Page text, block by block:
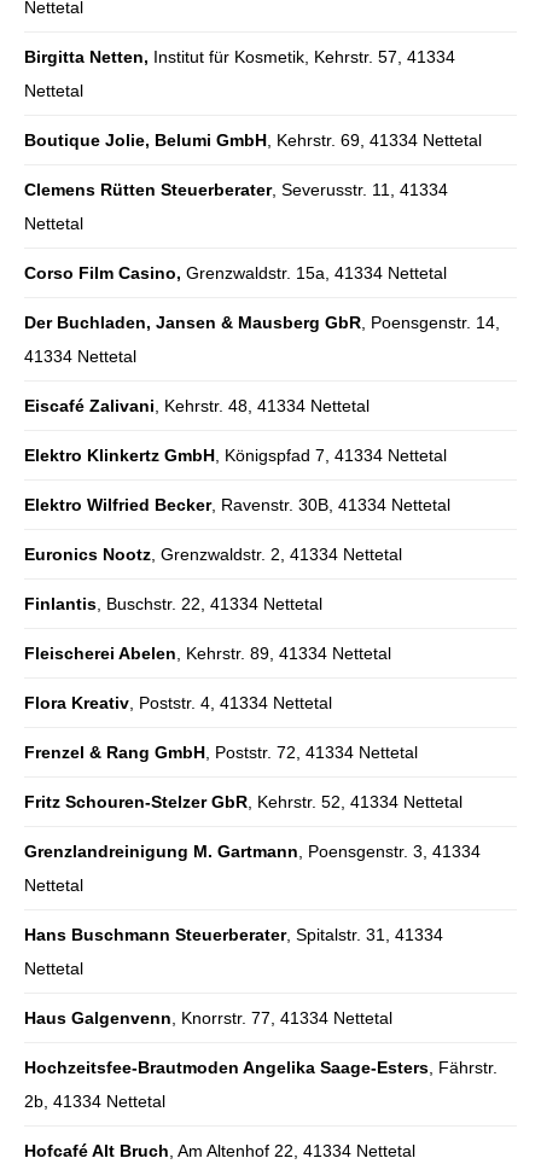
Nettetal
Birgitta Netten, Institut für Kosmetik, Kehrstr. 57, 41334
Nettetal
Boutique Jolie, Belumi GmbH , Kehrstr. 69, 41334 Nettetal
Clemens Rütten Steuerberater, Severusstr. 11, 41334
Nettetal
Corso Film Casino, Grenzwaldstr. 15a, 41334 Nettetal
Der Buchladen, Jansen & Mausberg GbR , Poensgenstr. 14,
41334 Nettetal
Eiscafé Zalivani , Kehrstr. 48, 41334 Nettetal
Elektro Klinkertz GmbH , Königspfad 7, 41334 Nettetal
Elektro Wilfried Becker, Ravenstr. 30B, 41334 Nettetal
Euronics Nootz , Grenzwaldstr. 2, 41334 Nettetal
Finlantis , Buschstr. 22, 41334 Nettetal
Fleischerei Abelen , Kehrstr. 89, 41334 Nettetal
Flora Kreativ , Poststr. 4, 41334 Nettetal
Frenzel & Rang GmbH , Poststr. 72, 41334 Nettetal
Fritz Schouren-Stelzer GbR , Kehrstr. 52, 41334 Nettetal
Grenzlandreinigung M. Gartmann , Poensgenstr. 3, 41334
Nettetal
Hans Buschmann Steuerberater, Spitalstr. 31, 41334
Nettetal
Haus Galgenvenn , Knorrstr. 77, 41334 Nettetal
Hochzeitsfee-Brautmoden Angelika Saage-Esters , Fährstr.
2b, 41334 Nettetal
Hofcafé Alt Bruch , Am Altenhof 22, 41334 Nettetal